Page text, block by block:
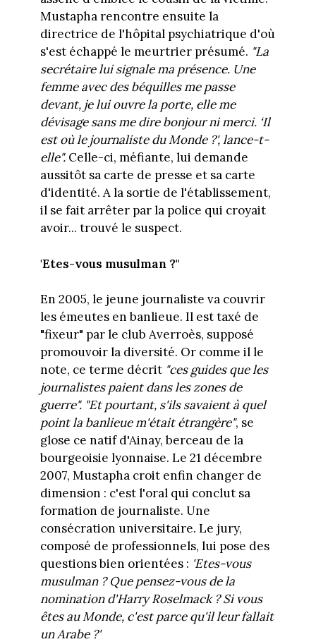
Mustapha rencontre ensuite la
directrice de l'hôpital psychiatrique d'où
s'est échappé le meurtrier présumé. "La
secrétaire lui signale ma présence. Une
femme avec des béquilles me passe
devant, je lui ouvre la porte, elle me
dévisage sans me dire bonjour ni merci. ‘Il
est où le journaliste du Monde ?', lance-t-
elle".Celle-ci, méfiante, lui demande
aussitôt sa carte de presse et sa carte
d'identité. A la sortie de l'établissement,
il se fait arrêter par la police qui croyait
avoir... trouvé le suspect.
'Etes-vous musulman ?"
En 2005, le jeune journaliste va couvrir
les émeutes en banlieue. Il est taxé de
"fixeur" par le club Averroès, supposé
promouvoir la diversité. Or comme il le
note, ce terme décrit"ces guides que les
journalistes paient dans les zones de
guerre". "Et pourtant, s'ils savaient à quel
point la banlieue m'était étrangère", se
glose ce natif d'Ainay, berceau de la
bourgeoisie lyonnaise. Le 21 décembre
2007, Mustapha croit enfin changer de
dimension : c'est l'oral qui conclut sa
formation de journaliste. Une
consécration universitaire. Le jury,
composé de professionnels, lui pose des
questions bien orientées : 'Etes-vous
musulman ? Que pensez-vous de la
nomination d'Harry Roselmack ? Si vous
êtes au Monde, c'est parce qu'il leur fallait
un Arabe ?'